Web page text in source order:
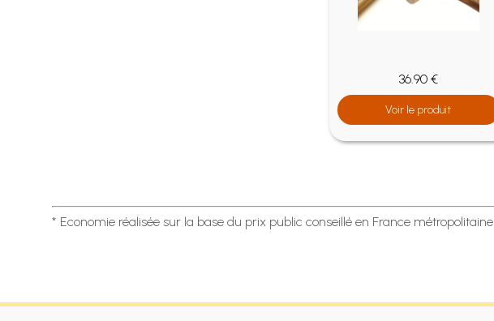
36.90 €
Voir le produit
* Economie réalisée sur la base du prix public conseillé en France métropolitaine